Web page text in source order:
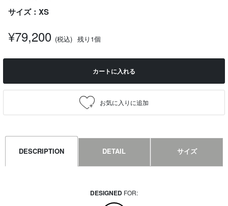
サイズ：XS
¥79,200 (税込) 残り1個
カートに入れる
DESCRIPTION DETAIL サイズ
DESIGNED FOR: